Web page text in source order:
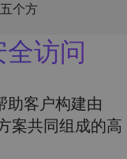
个方
访问
助客户构建由
案共同组成的高